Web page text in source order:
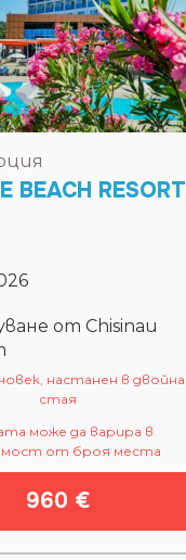
BEACH RESORT
от Chisinau
настанен в двойна
стая
може да варира в
от броя места
960 €